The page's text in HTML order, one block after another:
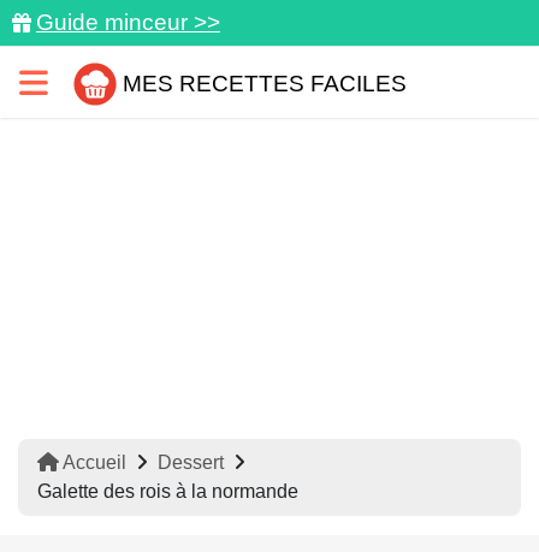
Guide minceur >>
MES RECETTES FACILES
Accueil
Dessert
Galette des rois à la normande